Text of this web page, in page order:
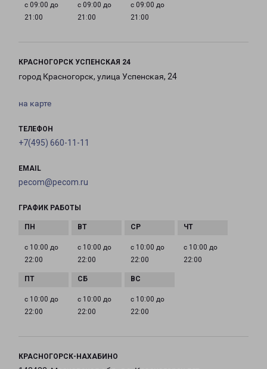
с 09:00 до
21:00
с 09:00 до
21:00
с 09:00 до
21:00
КРАСНОГОРСК УСПЕНСКАЯ 24
город Красногорск, улица Успенская, 24
на карте
ТЕЛЕФОН
+7(495) 660-11-11
EMAIL
pecom@pecom.ru
ГРАФИК РАБОТЫ
с 10:00 до
22:00
с 10:00 до
22:00
с 10:00 до
22:00
с 10:00 до
22:00
с 10:00 до
22:00
с 10:00 до
22:00
с 10:00 до
22:00
КРАСНОГОРСК-НАХАБИНО